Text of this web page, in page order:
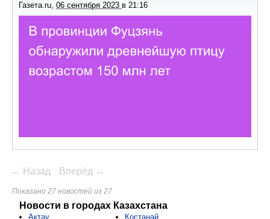
Газета.ru, 06 сентября 2023 в 21:16
← Назад Вперёд →
Показано 27 новостей из 27
Новости в городах Казахстана
Актау Костанай